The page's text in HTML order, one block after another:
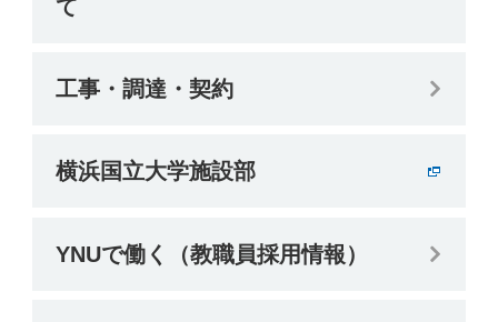
て
工事・調達・契約
横浜国立大学施設部
YNUで働く（教職員採用情報）